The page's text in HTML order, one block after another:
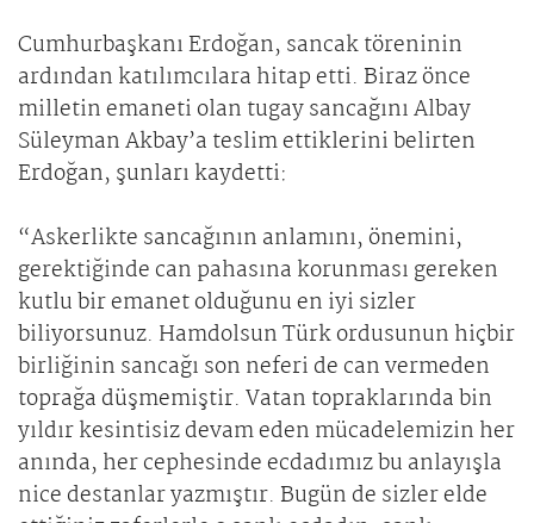
Cumhurbaşkanı Erdoğan, sancak töreninin
ardından katılımcılara hitap etti. Biraz önce
milletin emaneti olan tugay sancağını Albay
Süleyman Akbay’a teslim ettiklerini belirten
Erdoğan, şunları kaydetti:
“Askerlikte sancağının anlamını, önemini,
gerektiğinde can pahasına korunması gereken
kutlu bir emanet olduğunu en iyi sizler
biliyorsunuz. Hamdolsun Türk ordusunun hiçbir
birliğinin sancağı son neferi de can vermeden
toprağa düşmemiştir. Vatan topraklarında bin
yıldır kesintisiz devam eden mücadelemizin her
anında, her cephesinde ecdadımız bu anlayışla
nice destanlar yazmıştır. Bugün de sizler elde